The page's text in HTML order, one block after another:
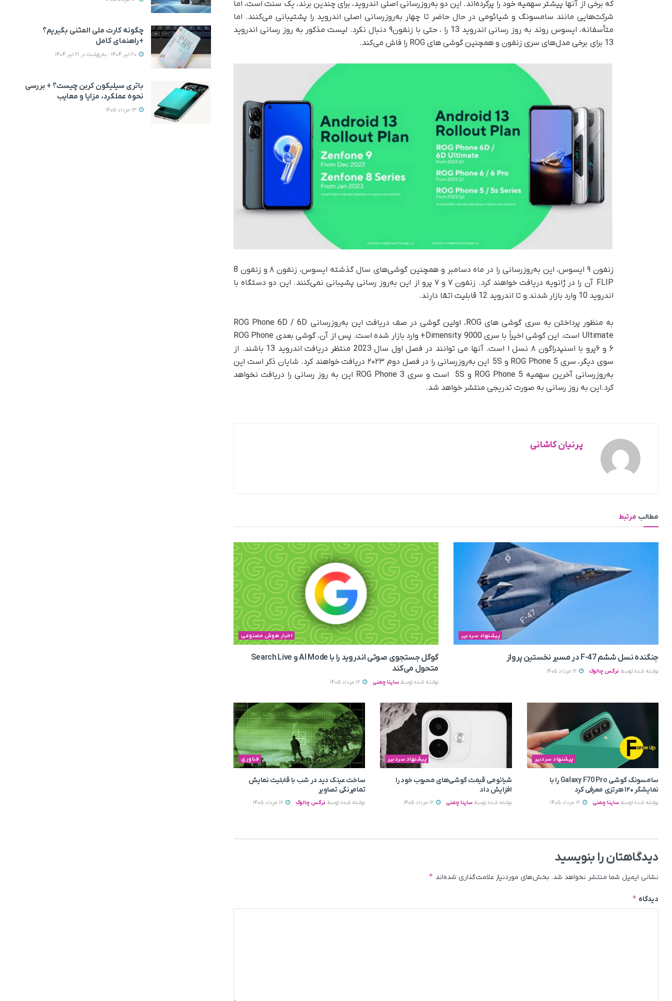
که برخی از آنها پیشتر سهمیه خود را پرکرده‌اند. این دو به‌روزرسانی اصلی اندروید، برای چندین برند، یک سنت است، اما
شرکت‌هایی مانند سامسونگ و شیائومی در حال حاضر تا چهار به‌روزرسانی اصلی اندروید را پشتیبانی می‌کنند. اما
متأسفانه، ایسوس روند به روز رسانی اندروید 13 را ، حتی با زنفون۹ دنبال نکرد. لیست مذکور به روز رسانی اندروید
13 برای برخی مدل‌های سری زنفون و همچنین گوشی های ROG را فاش می‌کند.
زنفون ۹ ایسوس، این به‌روزرسانی را در ماه دسامبر و همچنین گوشی‌های سال گذشته ایسوس، زنفون ۸ و زنفون 8
FLIP آن را در ژانویه دریافت خواهند کرد. زنفون ۷ و ۷ پرو از این به‌روز رسانی پشیبانی نمی‌کنند. این دو دستگاه با
اندروید 10 وارد بازار شدند و تا اندروید 12 قابلیت اتقا دارند.
به منظور پرداختن به سری گوشی های ROG، اولین گوشی در صف دریافت این به‌روزرسانی ROG Phone 6D / 6D
Ultimate است. این گوشی اخیراً با سری Dimensity 9000+ وارد بازار شده است. پس از آن، گوشی بعدی ROG Phone
۶ و ۶پرو با اسنپدراگون ۸ نسل ۱ است. آنها می توانند در فصل اول سال 2023 منتظر دریافت اندروید 13 باشند. از
سوی دیگر، سری ROG Phone 5 و 5S این به‌روزرسانی را در فصل دوم ۲۰۲۳ دریافت خواهند کرد. شایان ذکر است این
به‌روز‌رسانی آخرین سهمیه ROG Phone 5 و 5S است و سری ROG Phone 3 این به روز رسانی را دریافت نخواهد
کرد.این به روز رسانی به صورت تدریجی منتشر خواهد شد.
پرنیان کاشانی
مطالب مرتبط
پیشنهاد سردبیر
جنگنده نسل ششم F-47 در مسیر نخستین پرواز
نوشته شده توسط نرگس چالوک
اخبار هوش مصنوعی
گوگل جستجوی صوتی اندروید را با AI Mode و Search Live
متحول می‌کند
نوشته شده توسط ساینا چمنی
پیشنهاد سردبیر
سامسونگ گوشی Galaxy F70 Pro را با
نمایشگر ۱۲۰ هرتزی معرفی کرد
نوشته شده توسط ساینا چمنی
پیشنهاد سردبیر
شیائومی قیمت گوشی‌های محبوب خود را
افزایش داد
نوشته شده توسط ساینا چمنی 12 مرداد 1405
فناوری
ساخت عینک دید در شب با قابلیت نمایش
تمام‌رنگی تصاویر
نوشته شده توسط نرگس چالوک
دیدگاهتان را بنویسید
نشانی ایمیل شما منتشر نخواهد شد. بخش‌های موردنیاز علامت‌گذاری شده‌اند *
دیدگاه *
چگونه کارت ملی المثنی بگیریم؟
+راهنمای کامل
باتری سیلیکون کربن چیست؟ + بررسی
نحوه عملکرد، مزایا و معایب